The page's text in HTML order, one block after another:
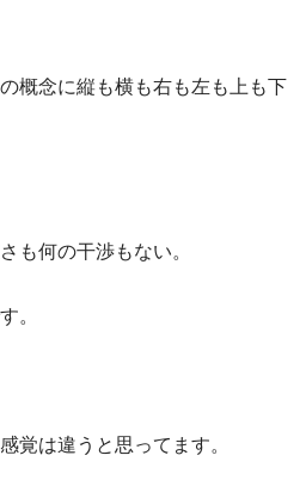
概念に縦も横も右も左も上も下
も何の干渉もない。
。
覚は違うと思ってます。